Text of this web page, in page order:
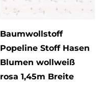
Baumwollstoff
Popeline Stoff Hasen
Blumen wollweiß
rosa 1,45m Breite